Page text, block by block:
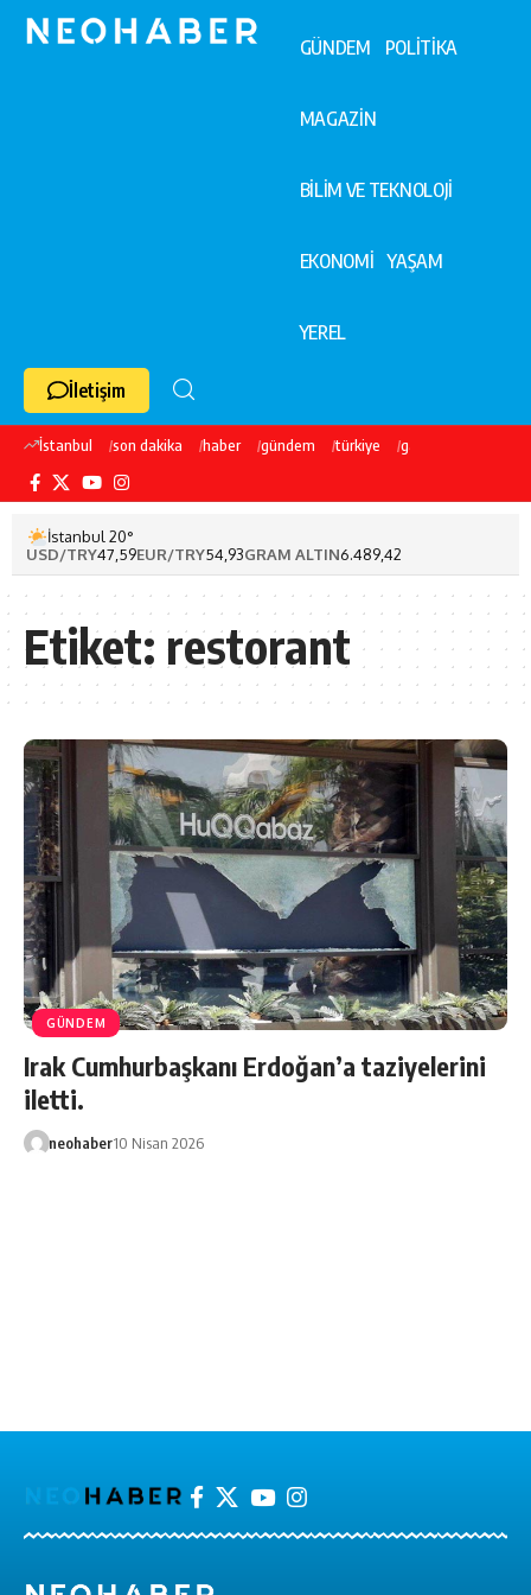
GÜNDEM POLİTİKA
MAGAZİN
BİLİM VE TEKNOLOJİ
EKONOMİ YAŞAM
YEREL
İletişim
İstanbul son dakika haber gündem türkiye galatasaray
İstanbul 20°
USD/TRY47,59EUR/TRY54,93GRAM ALTIN6.489,42
Etiket: restorant
GÜNDEM
Irak Cumhurbaşkanı Erdoğan’a taziyelerini
iletti.
neohaber10 Nisan 2026